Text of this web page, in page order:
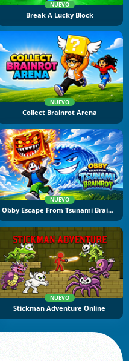
NUEVO
Break A Lucky Block
NUEVO
Collect Brainrot Arena
NUEVO
Obby Escape From Tsunami Brainrot
NUEVO
Stickman Adventure Online